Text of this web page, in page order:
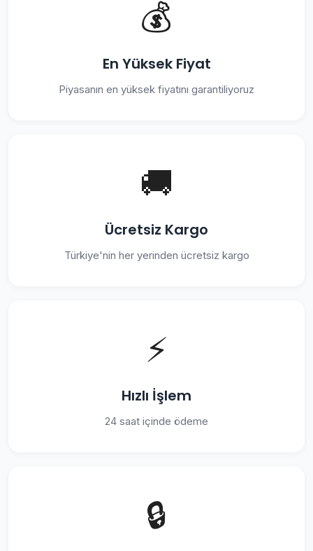
💰
En Yüksek Fiyat
Piyasanın en yüksek fiyatını garantiliyoruz
🚚
Ücretsiz Kargo
Türkiye'nin her yerinden ücretsiz kargo
⚡
Hızlı İşlem
24 saat içinde ödeme
🔒